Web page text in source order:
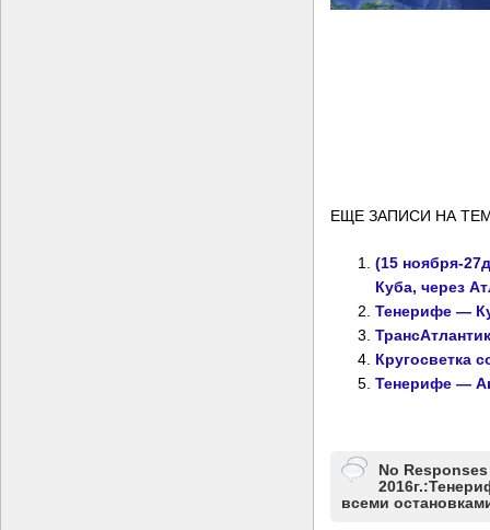
ЕЩЕ ЗАПИСИ НА
(15 ноября-
Куба, через
Тенерифе —
Кругосветка
Тенерифе —
No
всеми